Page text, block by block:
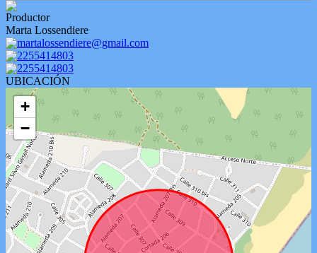
Productor
Marta Lossendiere
martalossendiere@gmail.com
2255414803
2255414803
UBICACIÓN
+
−